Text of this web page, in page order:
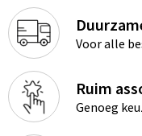
Voor alle
Ruim
Genoeg